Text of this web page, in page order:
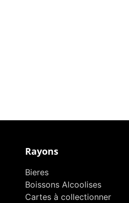
Rayons
Bieres
Boissons Alcoolises
Cartes à collectionner